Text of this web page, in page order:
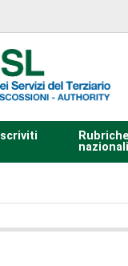
Iscriviti
Rubriche
nazionali